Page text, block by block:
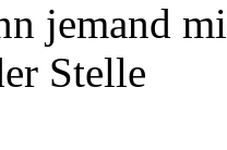
jemand
Stelle